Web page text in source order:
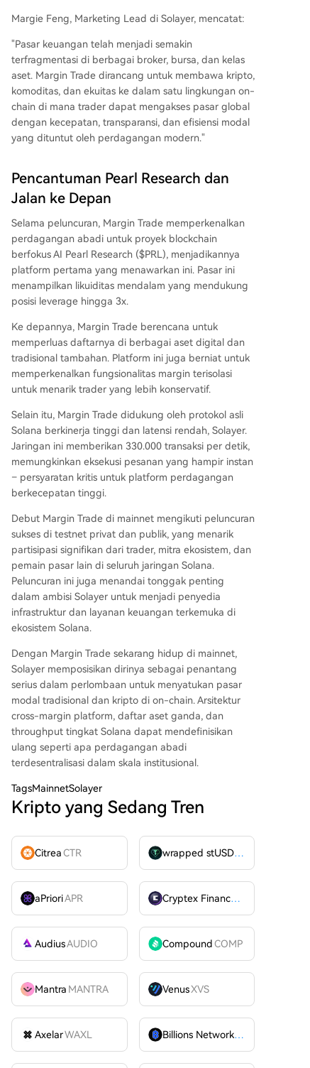
Margie Feng, Marketing Lead di Solayer, mencatat:
"Pasar keuangan telah menjadi semakin
terfragmentasi di berbagai broker, bursa, dan kelas
aset. Margin Trade dirancang untuk membawa kripto,
komoditas, dan ekuitas ke dalam satu lingkungan on-
chain di mana trader dapat mengakses pasar global
dengan kecepatan, transparansi, dan efisiensi modal
yang dituntut oleh perdagangan modern."
Pencantuman Pearl Research dan
Jalan ke Depan
Selama peluncuran, Margin Trade memperkenalkan
perdagangan abadi untuk proyek blockchain
berfokus AI Pearl Research ($PRL), menjadikannya
platform pertama yang menawarkan ini. Pasar ini
menampilkan likuiditas mendalam yang mendukung
posisi leverage hingga 3x.
Ke depannya, Margin Trade berencana untuk
memperluas daftarnya di berbagai aset digital dan
tradisional tambahan. Platform ini juga berniat untuk
memperkenalkan fungsionalitas margin terisolasi
untuk menarik trader yang lebih konservatif.
Selain itu, Margin Trade didukung oleh protokol asli
Solana berkinerja tinggi dan latensi rendah, Solayer.
Jaringan ini memberikan 330.000 transaksi per detik,
memungkinkan eksekusi pesanan yang hampir instan
– persyaratan kritis untuk platform perdagangan
berkecepatan tinggi.
Debut Margin Trade di mainnet mengikuti peluncuran
sukses di testnet privat dan publik, yang menarik
partisipasi signifikan dari trader, mitra ekosistem, dan
pemain pasar lain di seluruh jaringan Solana.
Peluncuran ini juga menandai tonggak penting
dalam ambisi Solayer untuk menjadi penyedia
infrastruktur dan layanan keuangan terkemuka di
ekosistem Solana.
Dengan Margin Trade sekarang hidup di mainnet,
Solayer memposisikan dirinya sebagai penantang
serius dalam perlombaan untuk menyatukan pasar
modal tradisional dan kripto di on-chain. Arsitektur
cross-margin platform, daftar aset ganda, dan
throughput tingkat Solana dapat mendefinisikan
ulang seperti apa perdagangan abadi
terdesentralisasi dalam skala institusional.
TagsMainnetSolayer
Kripto yang Sedang Tren
CitreaCTR wrapped stUSDTWSTUSDT
aPrioriAPR Cryptex FinanceCTX
AudiusAUDIO CompoundCOMP
Mantra MANTRA VenusXVS
AxelarWAXL Billions Network
BILL